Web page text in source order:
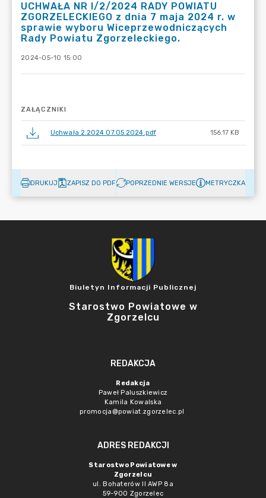
UCHWAŁA NR I/2/2024 RADY POWIATU
ZGORZELECKIEGO z dnia 7 maja 2024 r. w
sprawie wyboru Wiceprzewodniczących
Rady Powiatu Zgorzeleckiego.
2024-05-10 15:00
ZAŁĄCZNIKI
Uchwała 2.2024 07.05.2024.pdf 156.17 KB
DRUKUJ ZAPISZ DO PDF POPRZEDNIE WERSJE METRYCZKA
Biuletyn Informacji Publicznej
Starostwo Powiatowe w
Zgorzelcu
REDAKCJA
Redakcja
Paweł Paluszkiewicz
Kamila Kowalska
promocja@powiat.zgorzelec.pl
ADRES REDAKCJI
Starostwo Powiatowe w
Zgorzelcu
ul. Bohaterów II AWP 8a
59-900 Zgorzelec